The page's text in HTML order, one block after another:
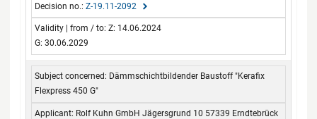
Z-19.11-2092
Z: 14.06.2024
G: 30.06.2029
Dämmschichtbildender Baustoff "Kerafix
Flexpress 450 G"
Rolf Kuhn GmbH Jägersgrund 10 57339 Erndtebrück